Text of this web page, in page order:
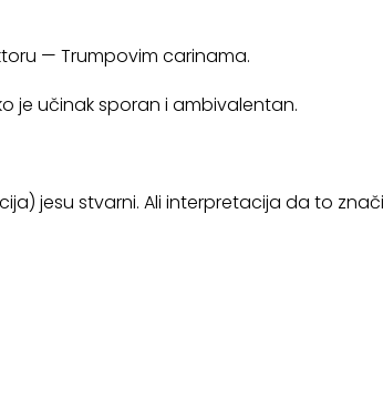
— Trumpovim carinama.
je učinak sporan i ambivalentan.
jesu stvarni. Ali interpretacija da to